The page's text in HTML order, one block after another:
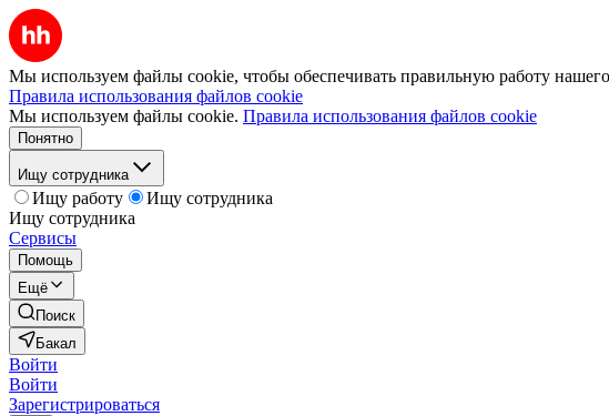
Мы используем файлы cookie, чтобы обеспечивать правильную работу нашего
Правила использования файлов cookie
Мы используем файлы cookie. Правила использования файлов cookie
Понятно
Ищу сотрудника
Ищу работу
Ищу сотрудника
Ищу сотрудника
Сервисы
Помощь
Ещё
Поиск
Бакал
Войти
Войти
Зарегистрироваться